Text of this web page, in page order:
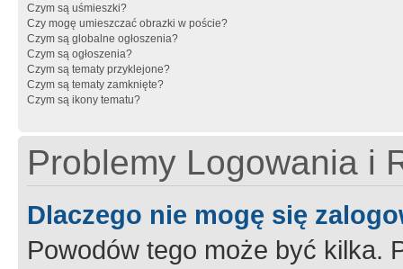
Czym są uśmieszki?
Czy mogę umieszczać obrazki w poście?
Czym są globalne ogłoszenia?
Czym są ogłoszenia?
Czym są tematy przyklejone?
Czym są tematy zamknięte?
Czym są ikony tematu?
Problemy Logowania i
Dlaczego nie mogę się
Powodów tego może być kilka.